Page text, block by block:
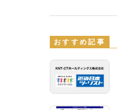
おすすめ記事